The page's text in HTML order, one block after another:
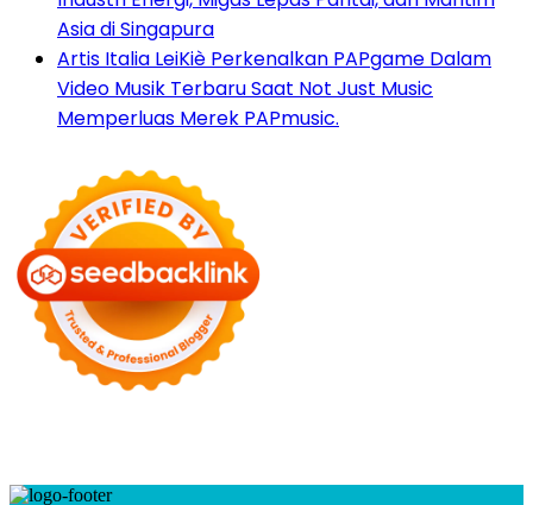
Asia di Singapura
Artis Italia LeiKiè Perkenalkan PAPgame Dalam
Video Musik Terbaru Saat Not Just Music
Memperluas Merek PAPmusic.